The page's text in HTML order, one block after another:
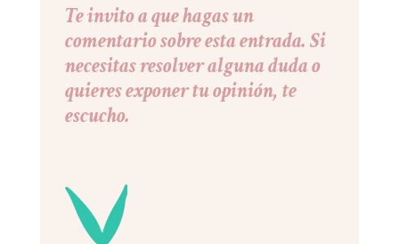
Te invito a que hagas un
comentario sobre esta entrada. Si
necesitas resolver alguna duda o
quieres exponer tu opinión, te
escucho.